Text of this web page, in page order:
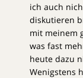
ich auch
diskutieren
mit meinem
was fast
heute dazu
Wenigstens